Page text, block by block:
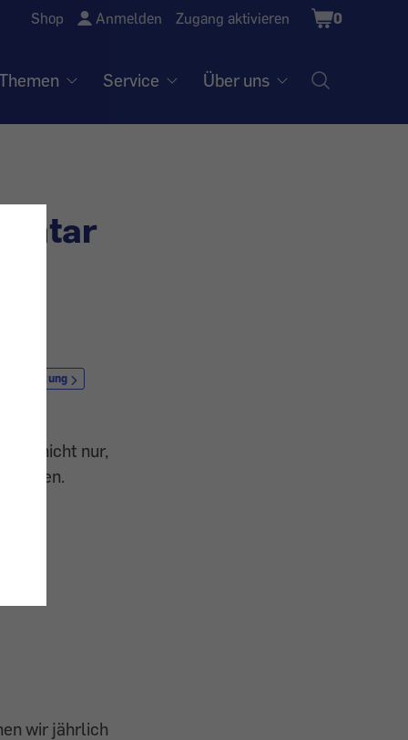
Shop Anmelden Zugang aktivieren
Shopping
Cart
0
Service Über uns
Sie nicht nur,
sollten.
wir jährlich